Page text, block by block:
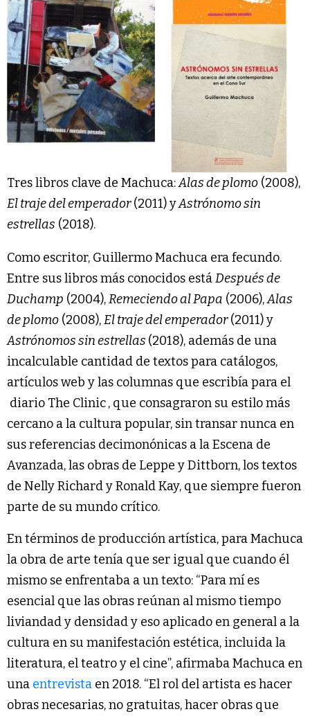
Tres libros clave de Machuca:Alas de plomo (2008),
El traje del emperador(2011) yAstrónomo sin
estrellas (2018).
Como escritor, Guillermo Machuca era fecundo.
Entre sus libros más conocidos estáDespués de
Duchamp (2004),Remeciendo al Papa (2006),Alas
de plomo (2008),El traje del emperador(2011) y
Astrónomos sin estrellas (2018), además de una
incalculable cantidad de textos para catálogos,
artículos web y las columnas que escribía para el
diario The Clinic , que consagraron su estilo más
cercano a la cultura popular, sin transar nunca en
sus referencias decimonónicas a la Escena de
Avanzada, las obras de Leppe y Dittborn, los textos
de Nelly Richard y Ronald Kay, que siempre fueron
parte de su mundo crítico.
En términos de producción artística, para Machuca
la obra de arte tenía que ser igual que cuando él
mismo se enfrentaba a un texto: “Para mí es
esencial que las obras reúnan al mismo tiempo
liviandad y densidad y eso aplicado en general a la
cultura en su manifestación estética, incluida la
literatura, el teatro y el cine”, afirmaba Machuca en
una entrevista en 2018. “El rol del artista es hacer
obras necesarias, no gratuitas, hacer obras que